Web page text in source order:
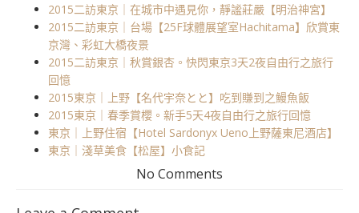
2015二訪東京｜在城市中遇見你，靜謐莊嚴【明治神宮】
2015二訪東京｜台場【25F球體展望室Hachitama】欣賞東
京灣、彩虹大橋夜景
2015二訪東京｜秋賞銀杏。快閃東京3天2夜自由行之旅行
回憶
2015東京｜上野【名代宇奈とと】吃到賺到之鰻魚飯
2015東京｜春季賞櫻。新手5天4夜自由行之旅行回憶
東京｜上野住宿【Hotel Sardonyx Ueno上野薩東尼酒店】
東京｜淺草美食【松屋】小食記
No Comments